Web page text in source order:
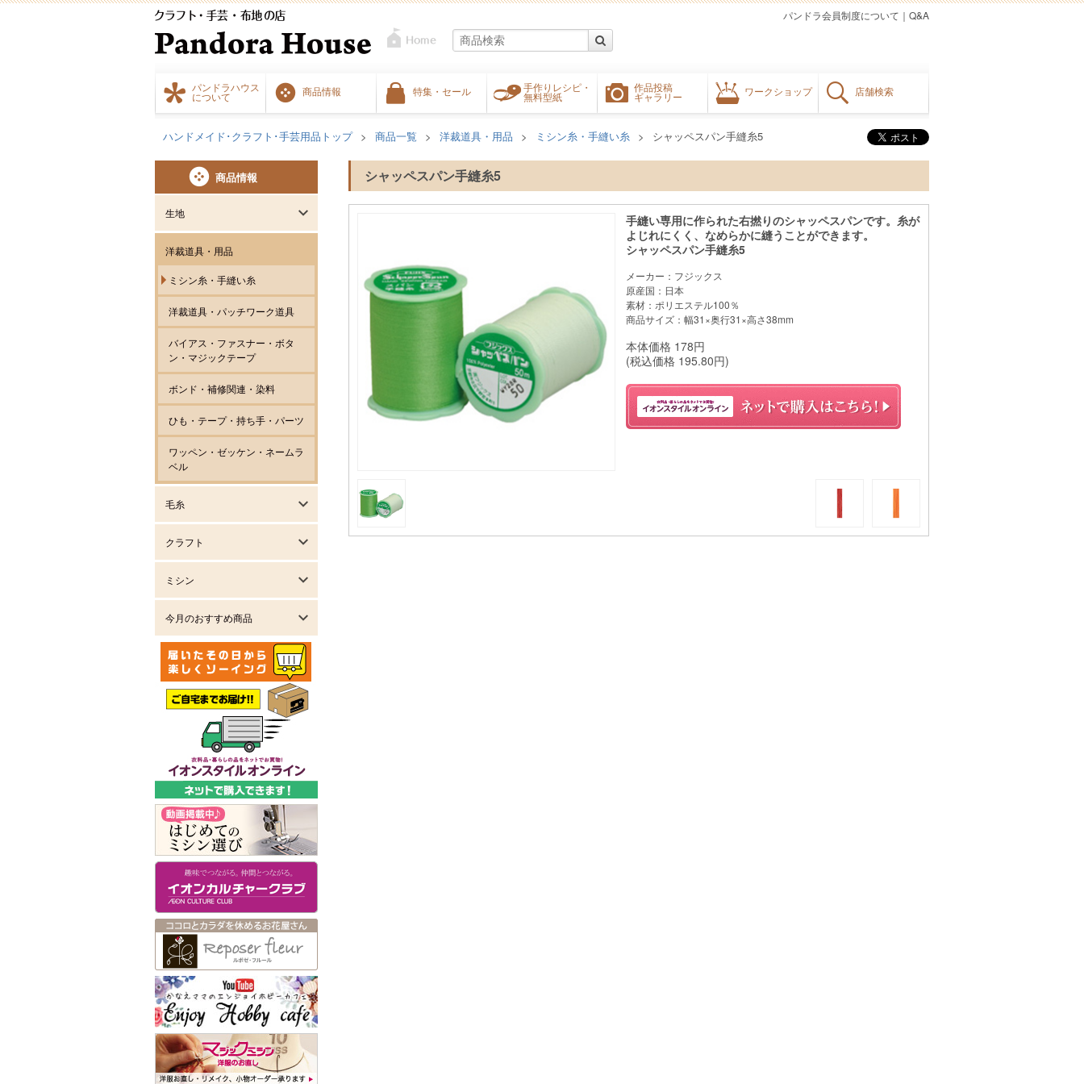
パンドラハウス
について
商品情報 特集・セール
手作りレシピ・
無料型紙
作品投稿
ギャラリー
ワークショップ 店舗検索
Q&A
｜
パンドラ会員制度について
ハンドメイド･クラフト･手芸用品トップ 商品一覧 洋裁道具・用品 ミシン糸・手縫い糸 シャッペスパン手縫糸5
シャッペスパン手縫糸5
手縫い専用に作られた右撚りのシャッペスパンです。糸が
よじれにくく、なめらかに縫うことができます。
シャッペスパン手縫糸5
メーカー：フジックス
原産国：日本
素材：ポリエステル100％
商品サイズ：幅31×奥行31×高さ38mm
本体価格 178円
(税込価格 195.80円)
商品情報
生地
洋裁道具・用品
ミシン糸・手縫い糸
洋裁道具・パッチワーク道具
バイアス・ファスナー・ボタ
ン・マジックテープ
ボンド・補修関連・染料
ひも・テープ・持ち手・パーツ
ワッペン・ゼッケン・ネームラ
ベル
毛糸
クラフト
ミシン
今月のおすすめ商品